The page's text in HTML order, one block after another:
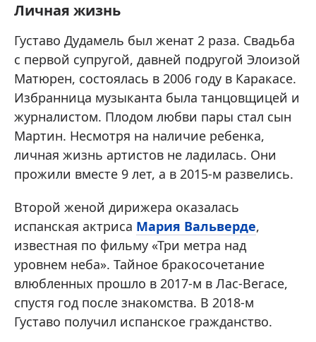
Личная жизнь
Густаво Дудамель был женат 2 раза. Свадьба
с первой супругой, давней подругой Элоизой
Матюрен, состоялась в 2006 году в Каракасе.
Избранница музыканта была танцовщицей и
журналистом. Плодом любви пары стал сын
Мартин. Несмотря на наличие ребенка,
личная жизнь артистов не ладилась. Они
прожили вместе 9 лет, а в 2015-м развелись.
Второй женой дирижера оказалась
испанская актриса Мария Вальверде,
известная по фильму «Три метра над
уровнем неба». Тайное бракосочетание
влюбленных прошло в 2017-м в Лас-Вегасе,
спустя год после знакомства. В 2018-м
Густаво получил испанское гражданство.